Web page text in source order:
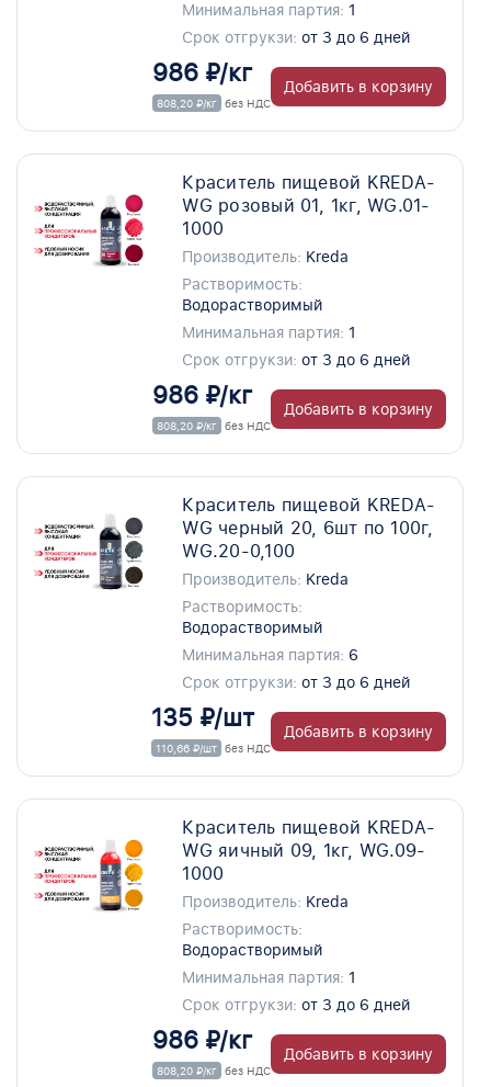
Минимальная партия: 1
Срок отгрукзи: от 3 до 6 дней
986 ₽/кг
808,20 ₽/кг без НДС
Добавить в корзину
Краситель пищевой KREDA-
WG розовый 01, 1кг, WG.01-
1000
Производитель: Kreda
Растворимость:
Водорастворимый
Минимальная партия: 1
Срок отгрукзи: от 3 до 6 дней
986 ₽/кг
808,20 ₽/кг без НДС
Добавить в корзину
Краситель пищевой KREDA-
WG черный 20, 6шт по 100г,
WG.20-0,100
Производитель: Kreda
Растворимость:
Водорастворимый
Минимальная партия: 6
Срок отгрукзи: от 3 до 6 дней
135 ₽/шт
110,66 ₽/шт без НДС
Добавить в корзину
Краситель пищевой KREDA-
WG яичный 09, 1кг, WG.09-
1000
Производитель: Kreda
Растворимость:
Водорастворимый
Минимальная партия: 1
Срок отгрукзи: от 3 до 6 дней
986 ₽/кг
808,20 ₽/кг без НДС
Добавить в корзину